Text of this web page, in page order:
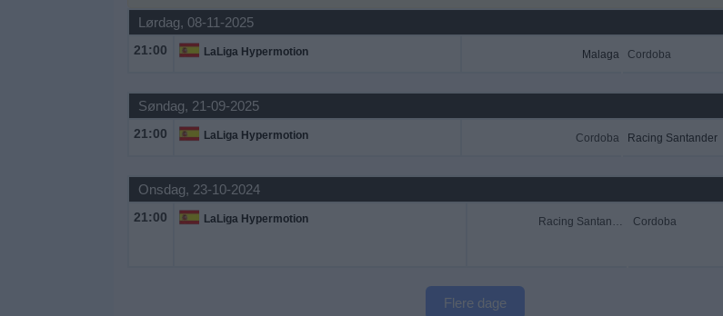
Lørdag, 08-11-2025
21:00 LaLiga Hypermotion Malaga Cordoba
Søndag, 21-09-2025
21:00 LaLiga Hypermotion Cordoba Racing Santander
Onsdag, 23-10-2024
21:00 LaLiga Hypermotion Racing Santander Cordoba
Flere dage